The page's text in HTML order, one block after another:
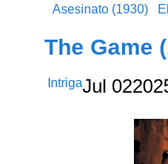
Asesinato (1930)
The Game
IntrigaJul 02